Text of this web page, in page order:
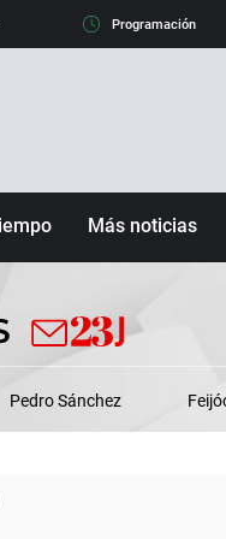
y su 'sí' al Barça La llamada
Programación
Más noticias
Salud
Pedro Sánchez